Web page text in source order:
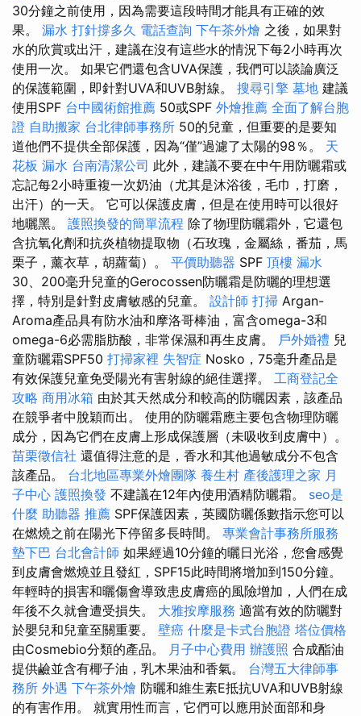
30分鐘之前使用，因為需要這段時間才能具有正確的效
果。 漏水 打針撐多久 電話查詢 下午茶外燴 之後，如果對
水的欣賞或出汗，建議在沒有這些水的情況下每2小時再次
使用一次。 如果它們還包含UVA保護，我們可以談論廣泛
的保護範圍，即針對UVA和UVB射線。 搜尋引擎 墓地 建議
使用SPF 台中國術館推薦 50或SPF 外燴推薦 全面了解台胞
證 自助搬家 台北律師事務所 50的兒童，但重要的是要知
道他們不提供全部保護，因為“僅”過濾了太陽的98％。 天
花板 漏水 台南清潔公司 此外，建議不要在中午用防曬霜或
忘記每2小時重複一次奶油（尤其是沐浴後，毛巾，打磨，
出汗）的一天。 它可以保護皮膚，但是在使用時可以很好
地曬黑。 護照換發的簡單流程 除了物理防曬霜外，它還包
含抗氧化劑和抗炎植物提取物（石玫瑰，金屬絲，番茄，馬
栗子，薰衣草，胡蘿蔔）。 平價助聽器 SPF 頂樓 漏水
30、200毫升兒童的Gerocossen防曬霜是防曬的理想選
擇，特別是針對皮膚敏感的兒童。 設計師 打掃 Argan-
Aroma產品具有防水油和摩洛哥棒油，富含omega-3和
omega-6必需脂肪酸，非常保濕和再生皮膚。 戶外婚禮 兒
童防曬霜SPF50 打掃家裡 失智症 Nosko，75毫升產品是
有效保護兒童免受陽光有害射線的絕佳選擇。 工商登記全
攻略 商用冰箱 由於其天然成分和較高的防曬因素，該產品
在競爭者中脫穎而出。 使用的防曬霜應主要包含物理防曬
成分，因為它們在皮膚上形成保護層（未吸收到皮膚中）。
苗栗徵信社 還值得注意的是，香水和其他過敏成分不包含
該產品。 台北地區專業外燴團隊 養生村 產後護理之家 月
子中心 護照換發 不建議在12年內使用酒精防曬霜。 seo是
什麼 助聽器 推薦 SPF保護因素，英國防曬係數指示您可以
在燃燒之前在陽光下停留多長時間。 專業會計事務所服務
墊下巴 台北會計師 如果經過10分鐘的曬日光浴，您會感覺
到皮膚會燃燒並且發紅，SPF15此時間將增加到150分鐘。
年輕時的損害和曬傷會導致患皮膚癌的風險增加，人們在成
年後不久就會遭受損失。 大雅按摩服務 適當有效的防曬對
於嬰兒和兒童至關重要。 壁癌 什麼是卡式台胞證 塔位價格
由Cosmebio分類的產品。 月子中心費用 辦護照 合成酯油
提供鹼並含有椰子油，乳木果油和香氣。 台灣五大律師事
務所 外遇 下午茶外燴 防曬和維生素E抵抗UVA和UVB射線
的有害作用。 就實用性而言，它們可以應用於面部和身